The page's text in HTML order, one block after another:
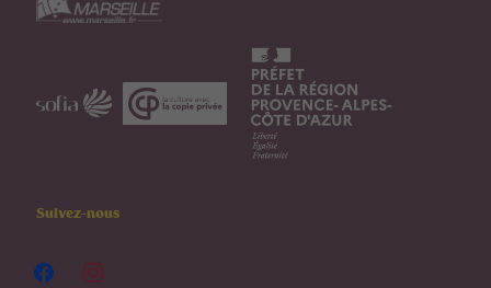
Suivez-nous
facebookinstagram